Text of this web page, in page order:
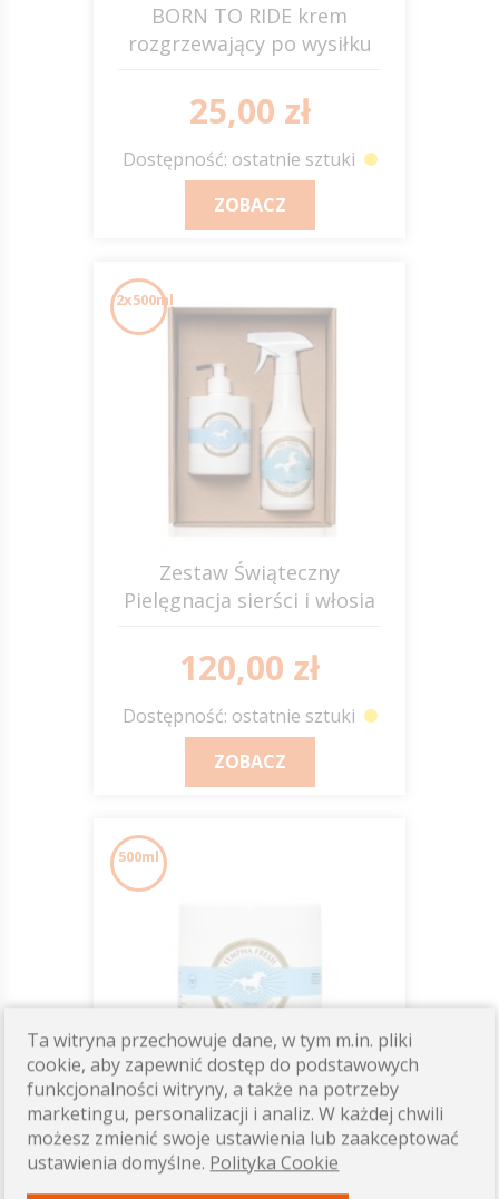
BORN TO RIDE krem
rozgrzewający po wysiłku
25,00 zł
Dostępność: ostatnie sztuki
ZOBACZ
2x500ml
Zestaw Świąteczny
Pielęgnacja sierści i włosia
120,00 zł
Dostępność: ostatnie sztuki
ZOBACZ
500ml
LYMPHA FRESH wcierka
regeneracyjna 500ml
Ta witryna przechowuje dane, w tym m.in. pliki
cookie, aby zapewnić dostęp do podstawowych
funkcjonalności witryny, a także na potrzeby
marketingu, personalizacji i analiz. W każdej chwili
możesz zmienić swoje ustawienia lub zaakceptować
ustawienia domyślne. Polityka Cookie